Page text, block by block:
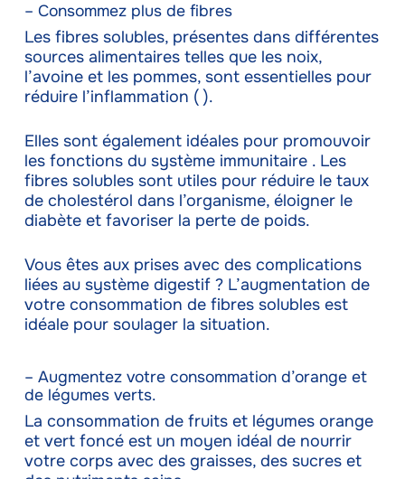
– Consommez plus de fibres
Les fibres solubles, présentes dans différentes
sources alimentaires telles que les noix,
l’avoine et les pommes, sont essentielles pour
réduire l’inflammation ( ).
Elles sont également idéales pour promouvoir
les fonctions du système immunitaire . Les
fibres solubles sont utiles pour réduire le taux
de cholestérol dans l’organisme, éloigner le
diabète et favoriser la perte de poids.
Vous êtes aux prises avec des complications
liées au système digestif ? L’augmentation de
votre consommation de fibres solubles est
idéale pour soulager la situation.
– Augmentez votre consommation d’orange et
de légumes verts.
La consommation de fruits et légumes orange
et vert foncé est un moyen idéal de nourrir
votre corps avec des graisses, des sucres et